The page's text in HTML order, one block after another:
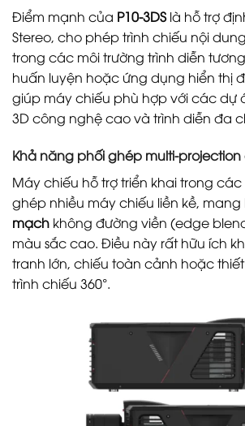
Điểm mạnh của P10-3DSlà hỗ trợ
Stereo, cho phép trình chiếu nội
trong các môi trường trình diễn
huấn luyện hoặc ứng dụng hiển thị
giúp máy chiếu phù hợp với các dự
3D công nghệ cao và trình diễn đa
Khả năng phối ghép multi-
Máy chiếu hỗ trợ triển khai trong
ghép nhiều máy chiếu liền kề, mang
mạch không đường viền (edge
màu sắc cao. Điều này rất hữu ích
tranh lớn, chiếu toàn cảnh hoặc
trình chiếu 360°.